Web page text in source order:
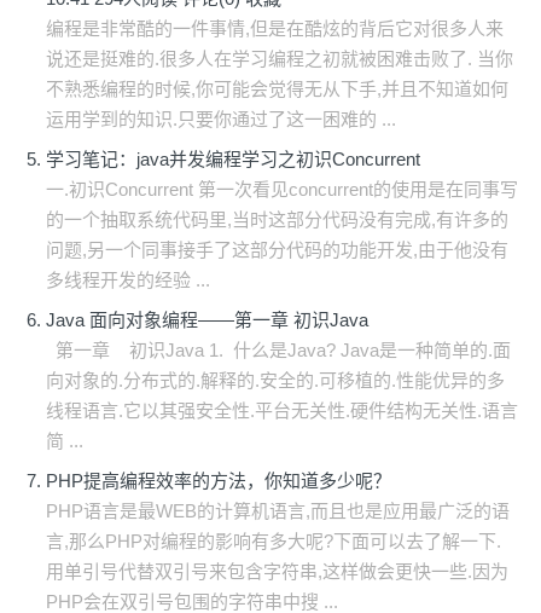
编程是非常酷的一件事情,但是在酷炫的背后它对很多人来
说还是挺难的.很多人在学习编程之初就被困难击败了. 当你
不熟悉编程的时候,你可能会觉得无从下手,并且不知道如何
运用学到的知识.只要你通过了这一困难的 ...
学习笔记：java并发编程学习之初识Concurrent
一.初识Concurrent 第一次看见concurrent的使用是在同事写
的一个抽取系统代码里,当时这部分代码没有完成,有许多的
问题,另一个同事接手了这部分代码的功能开发,由于他没有
多线程开发的经验 ...
Java 面向对象编程——第一章 初识Java
第一章 初识Java 1. 什么是Java? Java是一种简单的.面
向对象的.分布式的.解释的.安全的.可移植的.性能优异的多
线程语言.它以其强安全性.平台无关性.硬件结构无关性.语言
简 ...
PHP提高编程效率的方法，你知道多少呢？
PHP语言是最WEB的计算机语言,而且也是应用最广泛的语
言,那么PHP对编程的影响有多大呢?下面可以去了解一下.
用单引号代替双引号来包含字符串,这样做会更快一些.因为
PHP会在双引号包围的字符串中搜 ...